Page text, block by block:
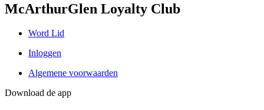
McArthurGlen Loyalty Club
Word Lid
Inloggen
Algemene voorwaarden
Download de app